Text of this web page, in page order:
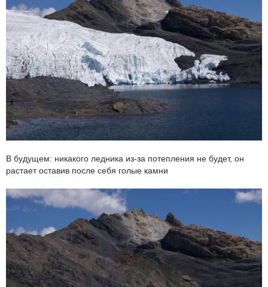
В будущем: никакого ледника из-за потепления не будет, он
растает оставив после себя голые камни